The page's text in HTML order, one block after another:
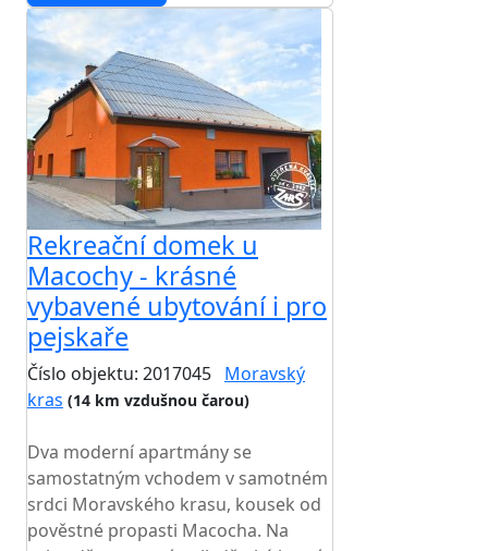
Rekreační domek u
Macochy - krásné
vybavené ubytování i pro
pejskaře
Číslo objektu: 2017045 Moravský
kras (14 km vzdušnou čarou)
Dva moderní apartmány se
samostatným vchodem v samotném
srdci Moravského krasu, kousek od
pověstné propasti Macocha. Na